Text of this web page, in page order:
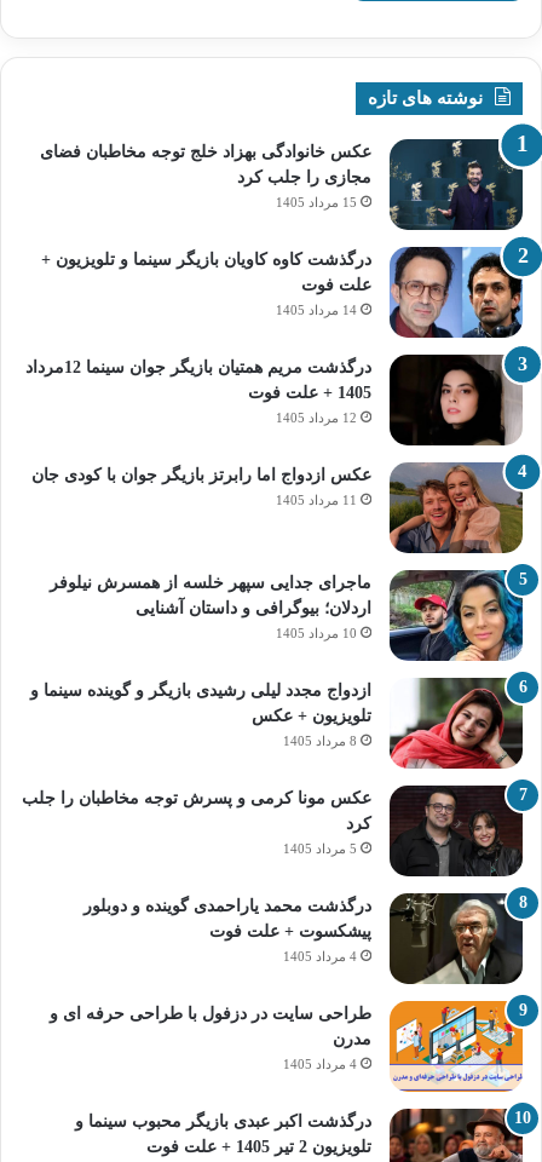
نوشته های تازه
عکس خانوادگی بهزاد خلج توجه مخاطبان فضای
مجازی را جلب کرد
15 مرداد 1405
درگذشت کاوه کاویان بازیگر سینما و تلویزیون +
علت فوت
14 مرداد 1405
درگذشت مریم همتیان بازیگر جوان سینما 12مرداد
1405 + علت فوت
12 مرداد 1405
عکس ازدواج اما رابرتز بازیگر جوان با کودی جان
11 مرداد 1405
ماجرای جدایی سپهر خلسه از همسرش نیلوفر
اردلان؛ بیوگرافی و داستان آشنایی
10 مرداد 1405
ازدواج مجدد لیلی رشیدی بازیگر و گوینده سینما و
تلویزیون + عکس
8 مرداد 1405
عکس مونا کرمی و پسرش توجه مخاطبان را جلب
کرد
5 مرداد 1405
درگذشت محمد یاراحمدی گوینده و دوبلور
پیشکسوت + علت فوت
4 مرداد 1405
طراحی سایت در دزفول با طراحی حرفه‌ ای و
مدرن
4 مرداد 1405
درگذشت اکبر عبدی بازیگر محبوب سینما و
تلویزیون 2 تیر 1405 + علت فوت